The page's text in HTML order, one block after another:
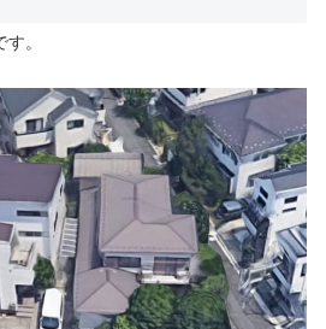
。